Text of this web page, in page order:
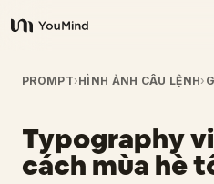
YouMind
Tổng quan
Các trường hợp sử dụng
PROMPT›HÌNH ẢNH CÂU LỆNH›
Typography
cách mùa hè